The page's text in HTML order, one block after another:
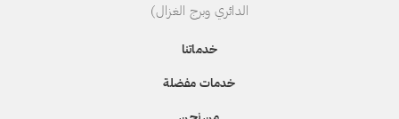
الدائري وبرج الغزال)
خدماتنا
خدمات مفضلة